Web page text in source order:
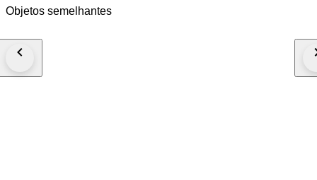
Objetos semelhantes